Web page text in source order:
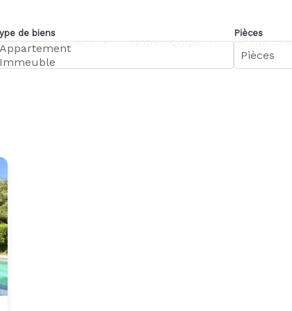
Nos biens Notre équipe Actualités
de biens Pièces